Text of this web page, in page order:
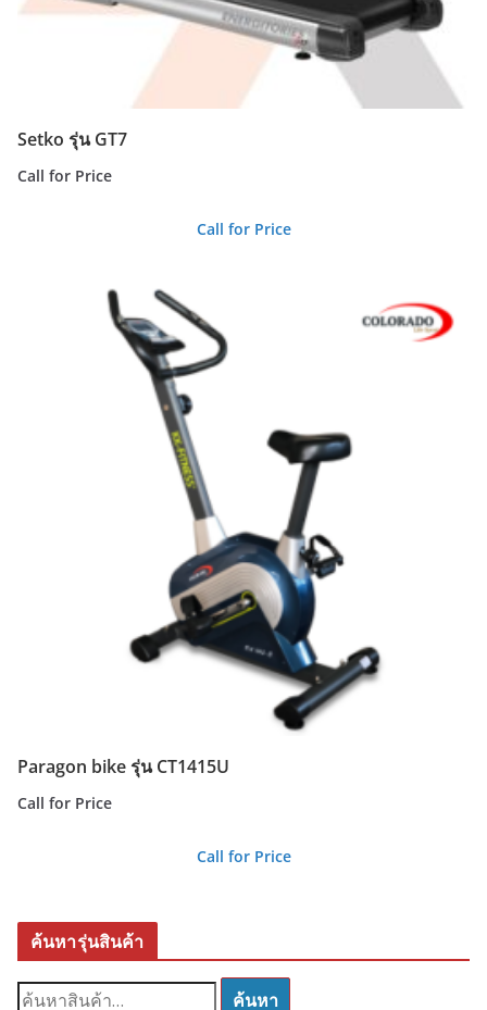
Setko รุ่น GT7
Call for Price
Call for Price
Paragon bike รุ่น CT1415U
Call for Price
Call for Price
ค้นหารุ่นสินค้า
ค้
ค้นหา